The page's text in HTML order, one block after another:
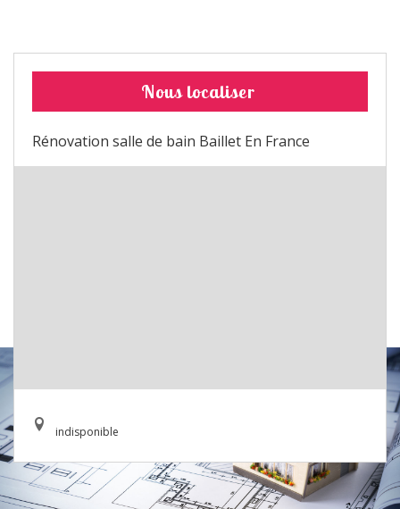
Nous localiser
Rénovation salle de bain Baillet En France
indisponible